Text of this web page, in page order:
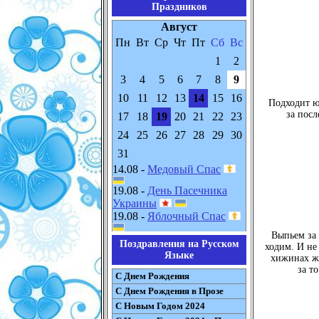
Праздников
Август
Пн Вт Ср Чт Пт Сб Вс
1
2
3
4 5 6 7 8
9
10
11 12 13 14 15
16
17
18 19 20 21 22
23
24
25 26 27 28 29
30
31
14.08 - Медовый Спас
19.08 - День Пасечника
Украины
19.08 - Яблочный Спас
Поздравления на Русском
Языке
С Днем Рождения
С Днем Рождения в Прозе
С Новым Годом 2024
Подходит
за
Выпьем
ходим. И не
хижинах
за